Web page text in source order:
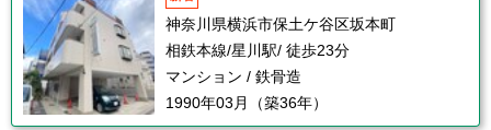
神奈川県横浜市保土ケ谷区坂本町
相鉄本線/星川駅/ 徒歩23分
マンション / 鉄骨造
1990年03月（築36年）